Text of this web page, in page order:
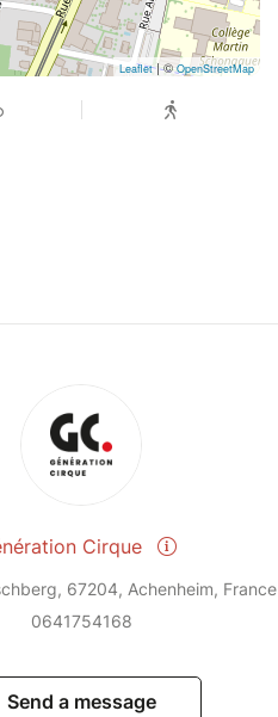
Leaflet| © OpenStreetMap
Cirque
67204, Achenheim, France
0641754168
Send a message